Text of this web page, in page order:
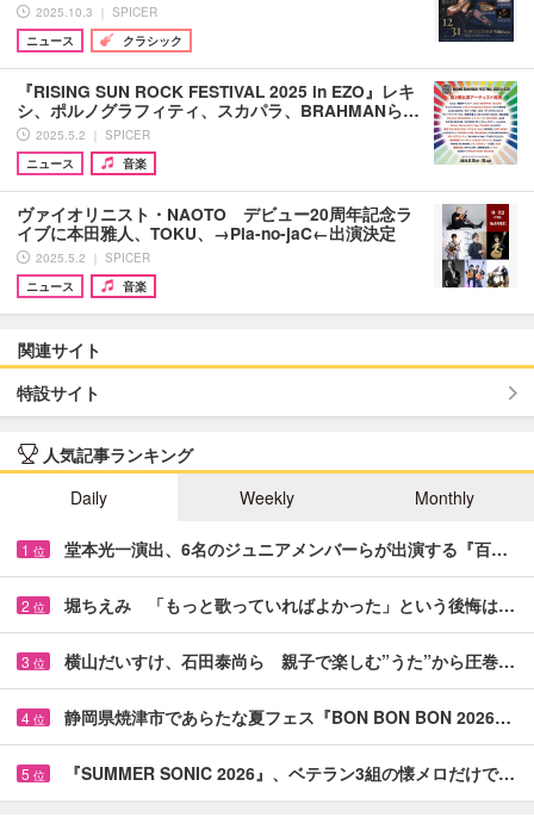
2025.10.3 ｜ SPICER
ニュース
クラシック
『RISING SUN ROCK FESTIVAL 2025 in EZO』レキ
シ、ポルノグラフィティ、スカパラ、BRAHMANら…
2025.5.2 ｜ SPICER
ニュース
音楽
ヴァイオリニスト・NAOTO デビュー20周年記念ラ
イブに本田雅人、TOKU、→Pia-no-jaC←出演決定
2025.5.2 ｜ SPICER
ニュース
音楽
関連サイト
特設サイト
人気記事ランキング
Daily
Weekly Monthly
1 位 堂本光一演出、6名のジュニアメンバーらが出演する『百…
2 位 堀ちえみ 「もっと歌っていればよかった」という後悔は…
3 位 横山だいすけ、石田泰尚ら 親子で楽しむ”うた”から圧巻…
4 位 静岡県焼津市であらたな夏フェス『BON BON BON 2026…
5 位 『SUMMER SONIC 2026』、ベテラン3組の懐メロだけで…